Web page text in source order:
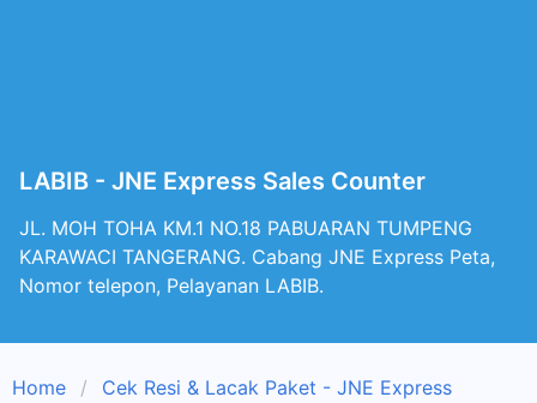
LABIB - JNE Express Sales Counter
JL. MOH TOHA KM.1 NO.18 PABUARAN TUMPENG
KARAWACI TANGERANG. Cabang JNE Express Peta,
Nomor telepon, Pelayanan LABIB.
Home
Cek Resi & Lacak Paket - JNE Express